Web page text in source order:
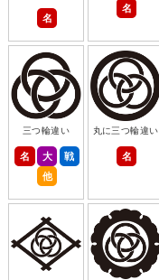
名
名
三つ輪違い
名 大
戦
他
丸に三つ輪違い
名